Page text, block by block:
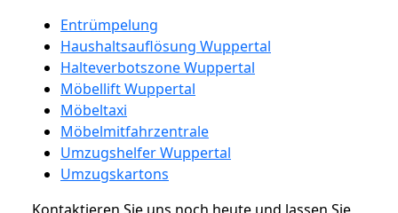
Entrümpelung
Haushaltsauflösung Wuppertal
Halteverbotszone Wuppertal
Möbellift Wuppertal
Möbeltaxi
Möbelmitfahrzentrale
Umzugshelfer Wuppertal
Umzugskartons
Kontaktieren Sie uns noch heute und lassen Sie